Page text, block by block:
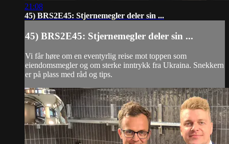
21:08
45) BRS2E45: Stjernemegler deler sin ...
45) BRS2E45: Stjernemegler deler sin ...
Vi får høre om en eventyrlig reise mot toppen som
eiendomsmegler og om sterke inntrykk fra Ukraina. Snekkern
er på plass med råd og tips.